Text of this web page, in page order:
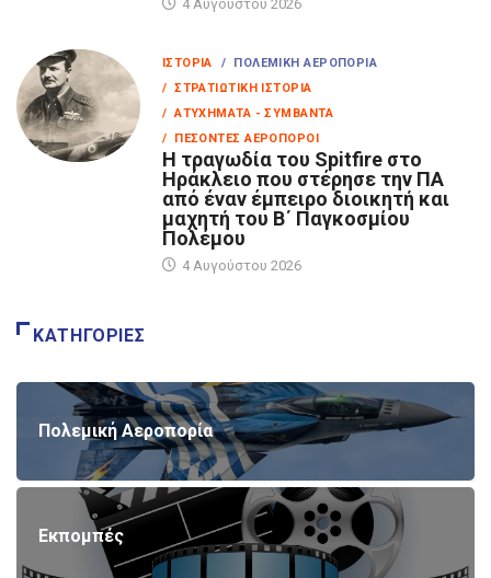
4 Αυγούστου 2026
ΙΣΤΟΡΊΑ
/ ΠΟΛΕΜΙΚΉ ΑΕΡΟΠΟΡΊΑ
/ ΣΤΡΑΤΙΩΤΙΚΉ ΙΣΤΟΡΊΑ
/ ΑΤΥΧΉΜΑΤΑ - ΣΥΜΒΆΝΤΑ
/ ΠΕΣΌΝΤΕΣ ΑΕΡΟΠΌΡΟΙ
Η τραγωδία του Spitfire στο
Ηράκλειο που στέρησε την ΠΑ
από έναν έμπειρο διοικητή και
μαχητή του Β΄ Παγκοσμίου
Πολέμου
4 Αυγούστου 2026
ΚΑΤΗΓΟΡΊΕΣ
Πολεμική Αεροπορία
Εκπομπές